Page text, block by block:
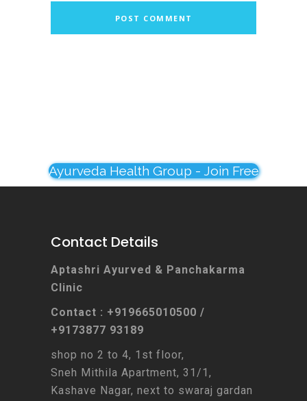
Ayurveda Health Group - Join Free
Contact Details
Aptashri Ayurved & Panchakarma
Clinic
Contact : +919665010500 /
+9173877 93189
shop no 2 to 4, 1st floor,
Sneh Mithila Apartment, 31/1,
Kashave Nagar, next to swaraj gardan